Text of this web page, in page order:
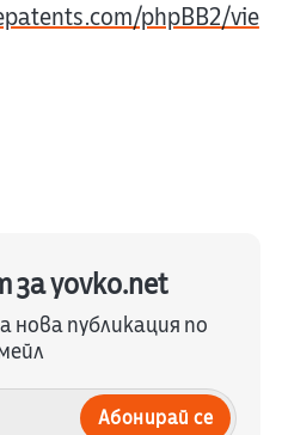
phpBB2/vie
yovko.net
нова публикация по
Абонирай се